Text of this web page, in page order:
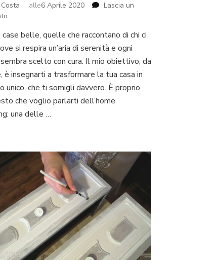
alle6 Aprile 2020
Lascia un
su
Relooking:
la
guida
per
trasformare
casa
senza
belle, quelle che raccontano di chi ci
si respira un’aria di serenità e ogni
scelto con cura. Il mio obiettivo, da
è insegnarti a trasformare la tua casa in
unico, che ti somigli davvero. È proprio
che voglio parlarti dell’home
una delle …